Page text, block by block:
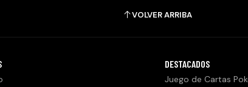
VOLVER ARRIBA
DESTACADOS
Juego de Cartas